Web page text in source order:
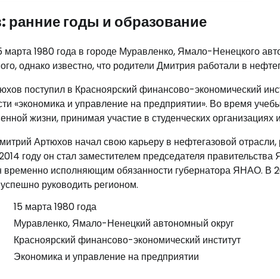
годы и образование
1980 года в городе Муравленко, Ямало-Ненецкого
однако известно, что родители Дмитрия работали в
поступил в Красноярский финансово-экономический
«экономика и управление на предприятии». Во время
жизни, принимая участие в студенческих организациях
Артюхов начал свою карьеру в нефтегазовой
году он стал заместителем председателя
временно исполняющим обязанности губернатора ЯНАО. В
руководить регионом.
15 марта 1980 года
Муравленко, Ямало-Ненецкий автономный округ
Красноярский финансово-экономический институт
Экономика и управление на предприятии